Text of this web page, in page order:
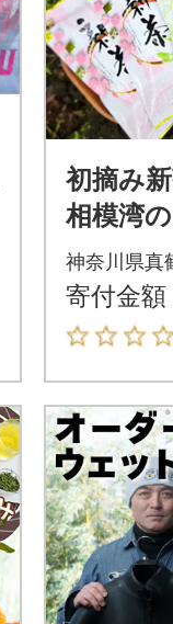
初摘み
相模湾
育つ茶
に、色
行受付】
神奈川県真
寄付金額